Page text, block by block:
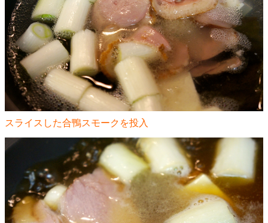
スライスした合鴨スモークを投入